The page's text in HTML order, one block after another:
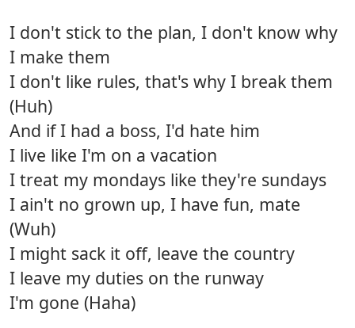
I don't stick to the plan, I don't know why
I make them
I don't like rules, that's why I break them
(Huh)
And if I had a boss, I'd hate him
I live like I'm on a vacation
I treat my mondays like they're sundays
I ain't no grown up, I have fun, mate
(Wuh)
I might sack it off, leave the country
I leave my duties on the runway
I'm gone (Haha)